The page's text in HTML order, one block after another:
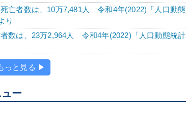
亡者数は、10万7,481人 令和4年(2022)「人口動態
り
数は、23万2,964人 令和4年(2022)「人口動態統計
っと見る ▶
ー